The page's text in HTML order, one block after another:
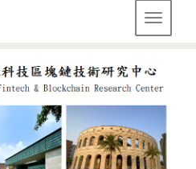
Toggle